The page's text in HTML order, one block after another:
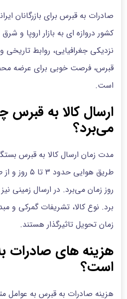
صادرات به قبرس برای بازرگانان
کشور دروازه ای به بازار اروپا و
نزدیکی جغرافیایی، روابط تاریخی و
قبرس، فرصت خوبی برای عرضه
است.
ارسال کالا به قبرس
می‌برد؟
مدت زمان ارسال کالا به قبرس
برد. نوع کالا، تشریفات گمرکی و
زمان تحویل تاثیرگذار هستند.
هزینه های صادرات
است؟
هزینه صادرات به قبرس به عوامل